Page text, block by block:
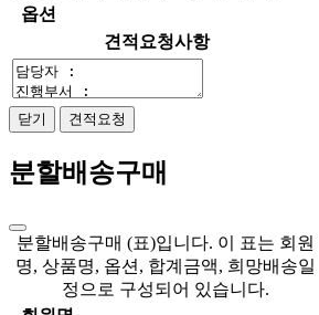
옵션
견적요청사항
닫기 견적요청
분할배송구매
분할배송구매 (표)입니다. 이 표는 회원
명, 상품명, 옵션, 합계금액, 희망배송일
정으로 구성되어 있습니다.